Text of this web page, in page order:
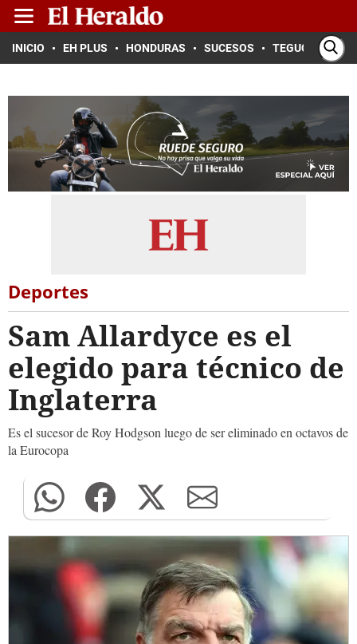
INICIO EH PLUS HONDURAS SUCESOS TEGUCIGALPA
Deportes
Sam Allardyce es el
elegido para técnico de
Inglaterra
Es el sucesor de Roy Hodgson luego de ser eliminado en octavos de
la Eurocopa